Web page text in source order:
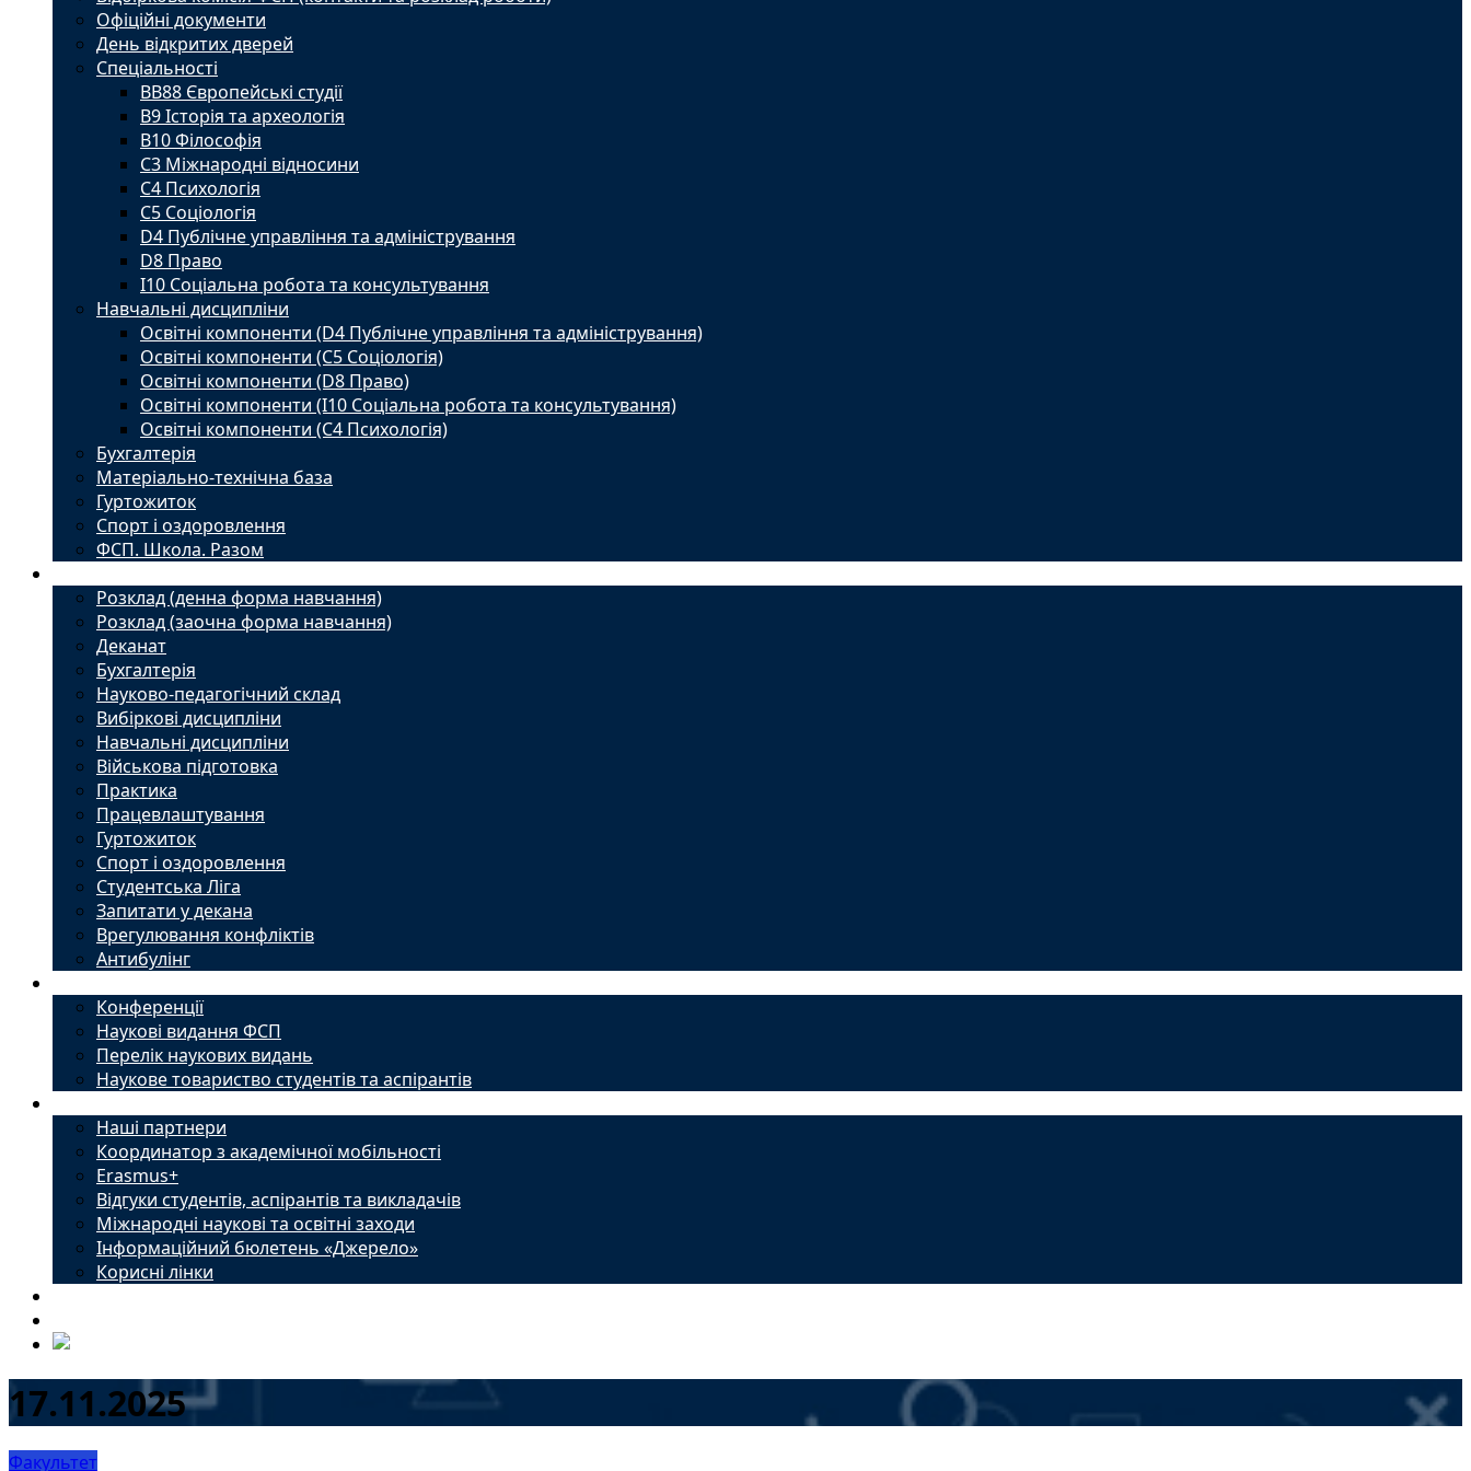
Офіційні документи
День відкритих дверей
Спеціальності
BВ88 Європейські студії
B9 Історія та археологія
B10 Філософія
C3 Міжнародні відносини
C4 Психологія
С5 Соціологія
D4 Публічне управління та адміністрування
D8 Право
I10 Соціальна робота та консультування
Навчальні дисципліни
Освітні компоненти (D4 Публічне управління та адміністрування)
Освітні компоненти (С5 Соціологія)
Освітні компоненти (D8 Право)
Освітні компоненти (I10 Соціальна робота та консультування)
Освітні компоненти (С4 Психологія)
Бухгалтерія
Матеріально-технічна база
Гуртожиток
Спорт і оздоровлення
ФСП. Школа. Разом
Розклад (денна форма навчання)
Розклад (заочна форма навчання)
Деканат
Бухгалтерія
Науково-педагогічний склад
Вибіркові дисципліни
Навчальні дисципліни
Військова підготовка
Практика
Працевлаштування
Гуртожиток
Спорт і оздоровлення
Студентська Ліга
Запитати у декана
Врегулювання конфліктів
Антибулінг
Конференції
Наукові видання ФСП
Перелік наукових видань
Наукове товариство студентів та аспірантів
Наші партнери
Координатор з академічної мобільності
Erasmus+
Відгуки студентів, аспірантів та викладачів
Міжнародні наукові та освітні заходи
Інформаційний бюлетень «Джерело»
Корисні лінки
17.11.2025
Факультет